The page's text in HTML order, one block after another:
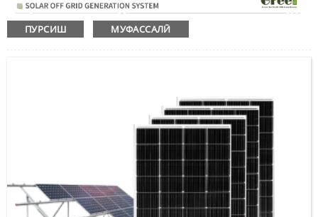
ПУРСИШ МУФАССАЛӢ